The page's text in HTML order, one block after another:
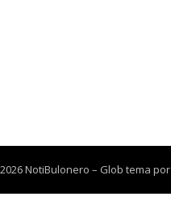
NotiBulonero – Glob tema por